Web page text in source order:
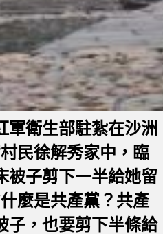
軍衛生部駐紮在沙洲
民徐解秀家中，臨
被子剪下一半給她留
麼是共產黨？共產
子，也要剪下半條給